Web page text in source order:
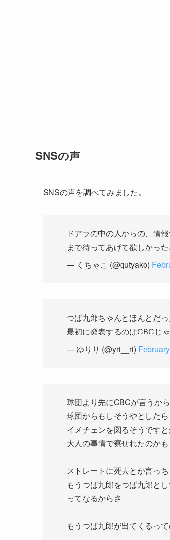
SNSの声
SNSの声を調べてみました。
ドアラの中の人からの、情
まで待ってあげて欲しかった
— くちゃこ (@qutyako)
つば九郎ちゃんとほんとだ
最初に発表するのはCBCじ
— ゆりり (@yri__ri)
球団より先にCBCが言うか
球団からもしそうやとしたら
イメチェンを図るそうです
大人の事情で察せれたのか
ストレートに死去とか言っち
もうつば九郎をつば九郎と
ってなるからさ
もうつば九郎が出てくるっ